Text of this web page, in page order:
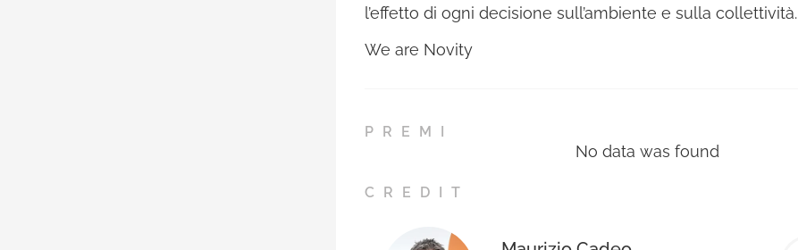
l’effetto di ogni decisione sull’ambiente e sulla collettività.
We are Novity
PREMI
No data was found
CREDIT